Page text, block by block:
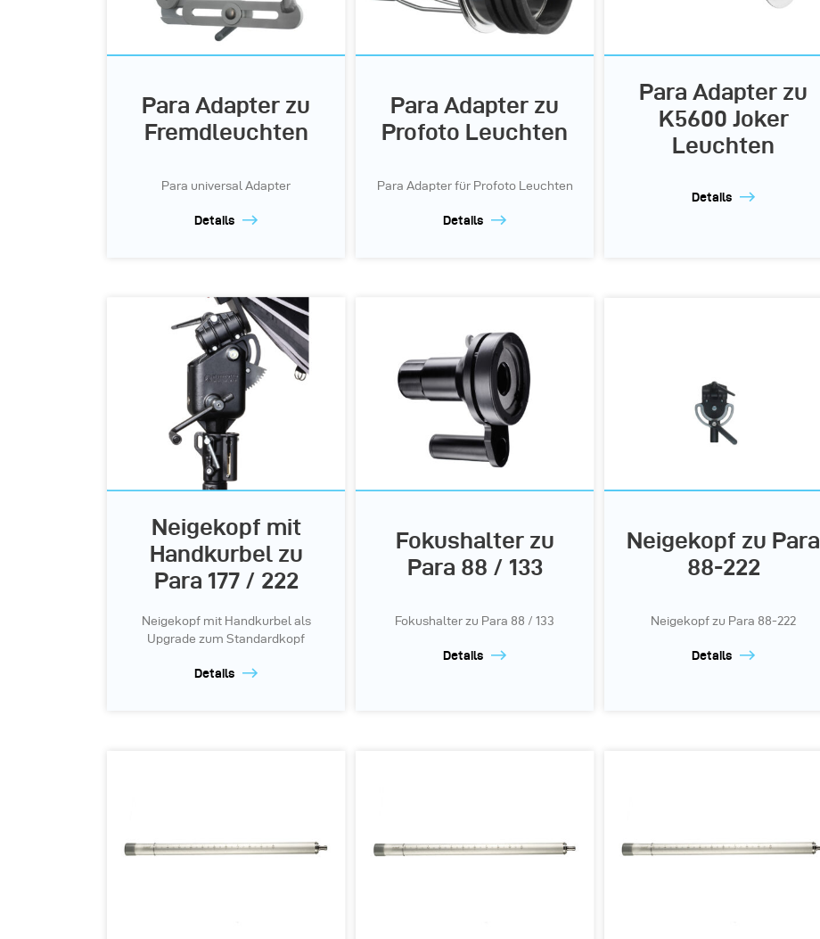
Para Adapter zu
Fremdleuchten
Para universal Adapter
Details
Para Adapter zu
Profoto Leuchten
Para Adapter für Profoto Leuchten
Details
Para Adapter zu
K5600 Joker
Leuchten
Details
Neigekopf mit
Handkurbel zu
Para 177 / 222
Neigekopf mit Handkurbel als
Upgrade zum Standardkopf
Details
Fokushalter zu
Para 88 / 133
Fokushalter zu Para 88 / 133
Details
Neigekopf zu Para
88-222
Neigekopf zu Para 88-222
Details